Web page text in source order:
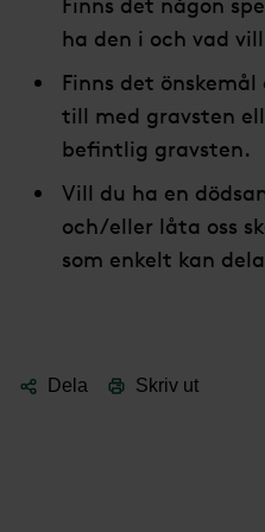
ha den i och vad
Finns det
till med gravsten
befintlig gravsten.
Vill du ha en
och/eller låta oss
som enkelt kan
Dela Skriv ut